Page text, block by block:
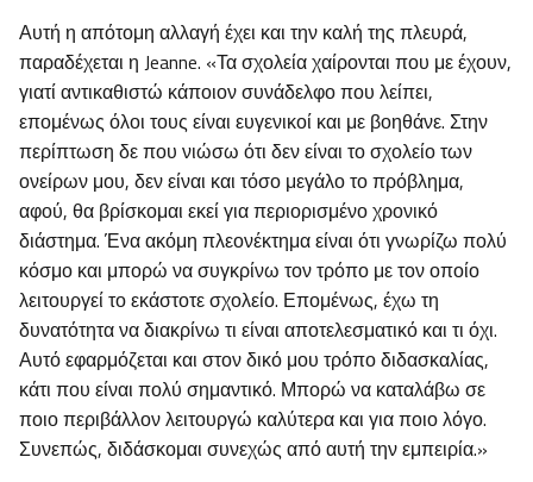
Αυτή η απότομη αλλαγή έχει και την καλή της πλευρά,
παραδέχεται η Jeanne. «Τα σχολεία χαίρονται που με έχουν,
γιατί αντικαθιστώ κάποιον συνάδελφο που λείπει,
επομένως όλοι τους είναι ευγενικοί και με βοηθάνε. Στην
περίπτωση δε που νιώσω ότι δεν είναι το σχολείο των
ονείρων μου, δεν είναι και τόσο μεγάλο το πρόβλημα,
αφού, θα βρίσκομαι εκεί για περιορισμένο χρονικό
διάστημα. Ένα ακόμη πλεονέκτημα είναι ότι γνωρίζω πολύ
κόσμο και μπορώ να συγκρίνω τον τρόπο με τον οποίο
λειτουργεί το εκάστοτε σχολείο. Επομένως, έχω τη
δυνατότητα να διακρίνω τι είναι αποτελεσματικό και τι όχι.
Αυτό εφαρμόζεται και στον δικό μου τρόπο διδασκαλίας,
κάτι που είναι πολύ σημαντικό. Μπορώ να καταλάβω σε
ποιο περιβάλλον λειτουργώ καλύτερα και για ποιο λόγο.
Συνεπώς, διδάσκομαι συνεχώς από αυτή την εμπειρία.»